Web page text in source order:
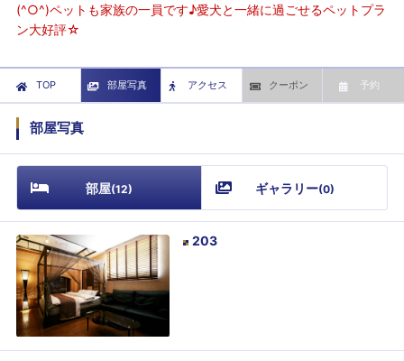
(^○^)ペットも家族の一員です♪愛犬と一緒に過ごせるペットプラ
ン大好評☆
TOP 部屋写真 アクセス クーポン 予約
部屋写真
部屋(12) ギャラリー(0)
203